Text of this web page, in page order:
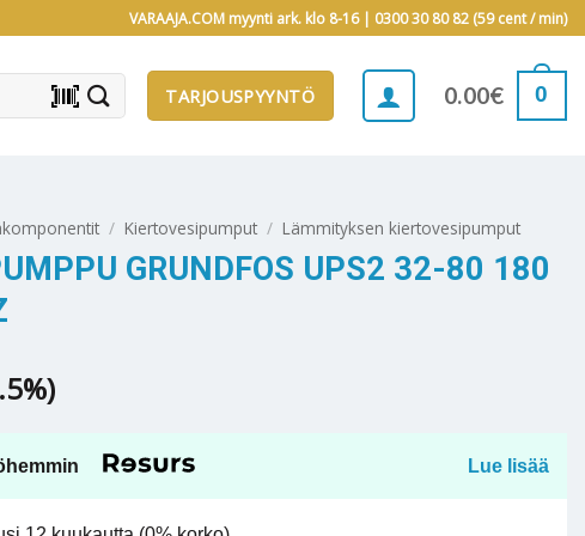
VARAAJA.COM myynti ark. klo 8-16 | 0300 30 80 82 (59 cent / min)
barcode_scanner TARJOUSPYYNTÖ 0.00€ 0
/ Kiertovesipumput / Lämmityksen kiertovesipumput
GRUNDFOS UPS2 32-80 180
Lue lisää